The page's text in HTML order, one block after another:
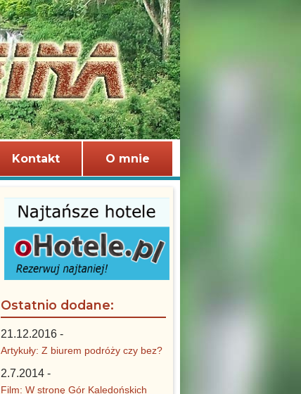
Kontakt O mnie
Ostatnio dodane:
21.12.2016 -
Artykuły: Z biurem podróży czy bez?
2.7.2014 -
Film: W stronę Gór Kaledońskich